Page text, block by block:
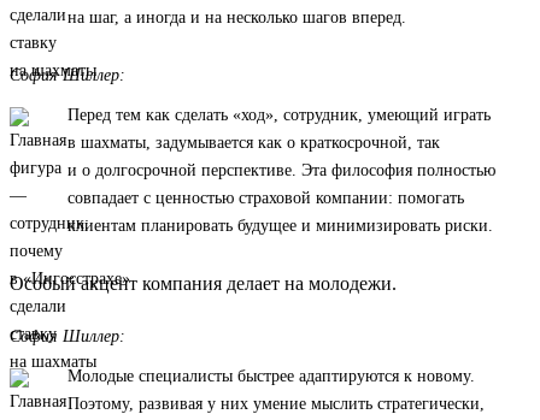
на шаг, а иногда и на несколько шагов вперед.
София Шиллер:
Перед тем как сделать «ход», сотрудник, умеющий играть
в шахматы, задумывается как о краткосрочной, так
и о долгосрочной перспективе. Эта философия полностью
совпадает с ценностью страховой компании: помогать
клиентам планировать будущее и минимизировать риски.
Особый акцент компания делает на молодежи.
София Шиллер:
Молодые специалисты быстрее адаптируются к новому.
Поэтому, развивая у них умение мыслить стратегически,